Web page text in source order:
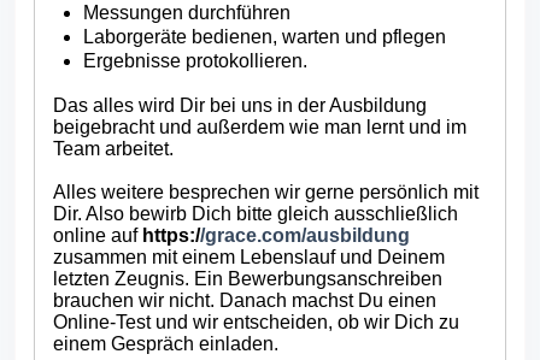
Messungen durchführen
Laborgeräte bedienen, warten und pflegen
Ergebnisse protokollieren.
Das alles wird Dir bei uns in der Ausbildung
beigebracht und außerdem wie man lernt und im
Team arbeitet.
Alles weitere besprechen wir gerne persönlich mit
Dir. Also bewirb Dich bitte gleich ausschließlich
online auf https://grace.com/ausbildung
zusammen mit einem Lebenslauf und Deinem
letzten Zeugnis. Ein Bewerbungsanschreiben
brauchen wir nicht. Danach machst Du einen
Online-Test und wir entscheiden, ob wir Dich zu
einem Gespräch einladen.